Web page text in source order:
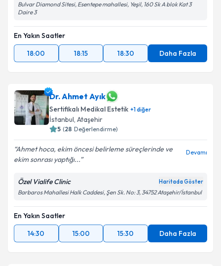
Bulvar Diamond Sitesi, Esentepe mahallesi, Yeşil, 160 Sk A blok Kat 3
Daire 3
En Yakın Saatler
18:00
18:15 18:30 Daha Fazla
Dr. Ahmet Ayık
Sertifikalı Medikal Estetik +1diğer
İstanbul, Ataşehir
5 (28 Değerlendirme)
Ahmet hoca, ekim öncesi belirleme süreçlerinde ve
ekim sonrası yaptığı...
Devamı
Özel Vialife Clinic Haritada Göster
Barbaros Mahallesi Halk Caddesi, Şen Sk. No: 3, 34752 Ataşehir/İstanbul
En Yakın Saatler
14:30
15:00 15:30 Daha Fazla